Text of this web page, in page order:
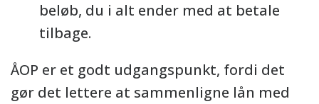
beløb, du i alt ender med at betale
tilbage.
ÅOP er et godt udgangspunkt, fordi det
gør det lettere at sammenligne lån med